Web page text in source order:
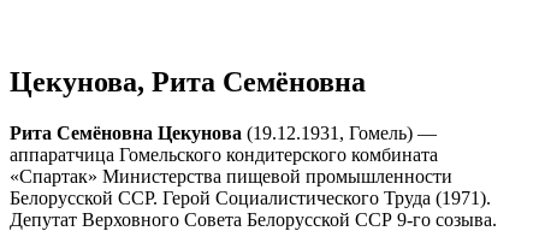
Цекунова, Рита Семёновна
Рита Семёновна Цекунова (19.12.1931, Гомель) —
аппаратчица Гомельского кондитерского комбината
«Спартак» Министерства пищевой промышленности
Белорусской ССР. Герой Социалистического Труда (1971).
Депутат Верховного Совета Белорусской ССР 9-го созыва.